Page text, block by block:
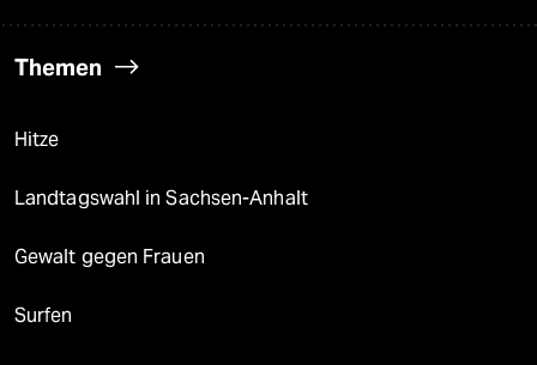
Themen
Hitze
Landtagswahl in Sachsen-Anhalt
Gewalt gegen Frauen
Surfen